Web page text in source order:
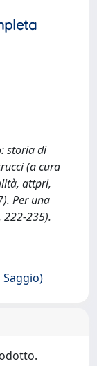
storia di
(a cura
attpri,
Per una
235).